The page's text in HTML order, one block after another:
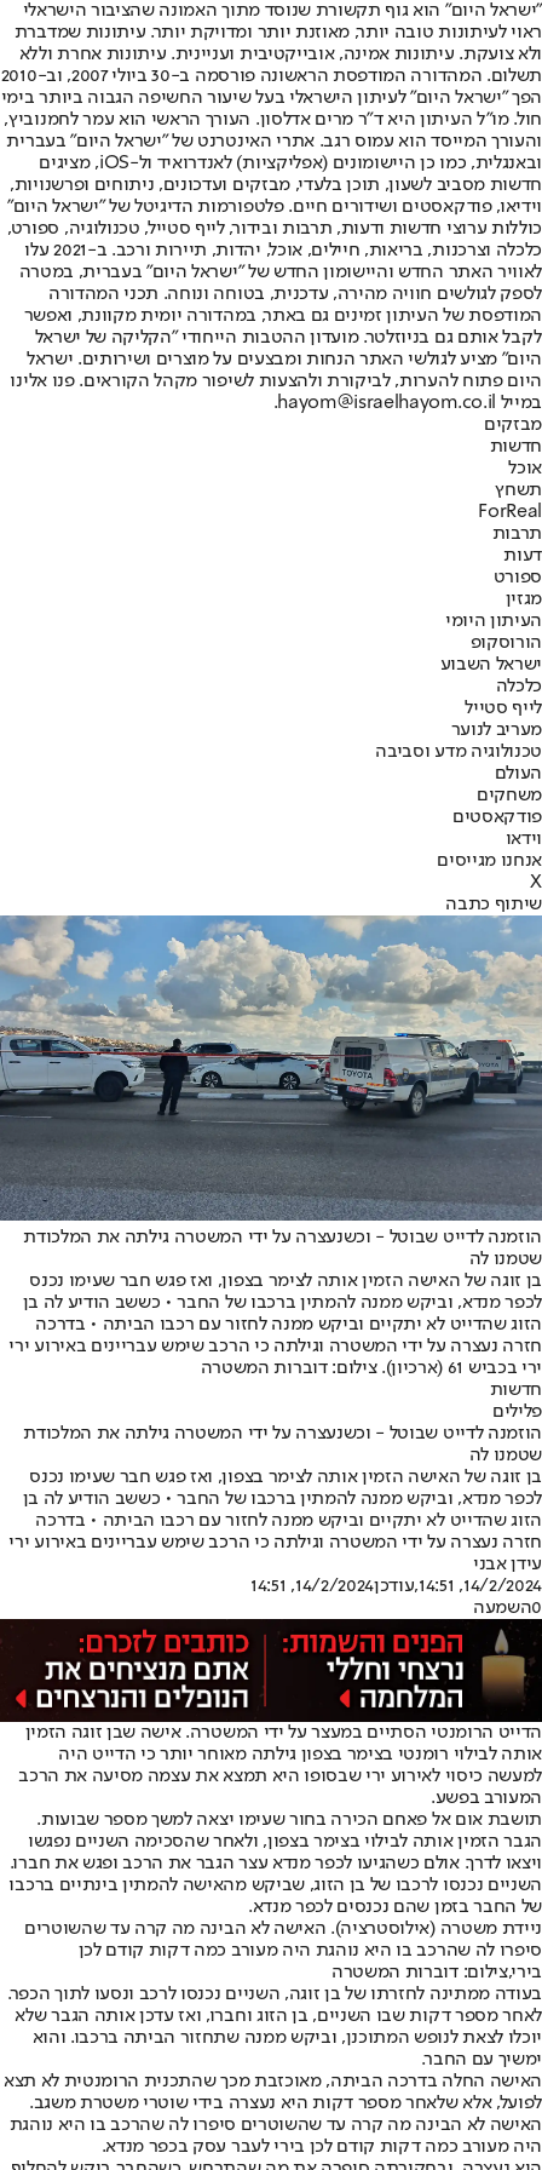
"ישראל היום" הוא גוף תקשורת שנוסד מתוך האמונה שהציבור הישראלי
ראוי לעיתונות טובה יותר, מאוזנת יותר ומדויקת יותר. עיתונות שמדברת
ולא צועקת. עיתונות אמינה, אובייקטיבית ועניינית. עיתונות אחרת וללא
תשלום. המהדורה המודפסת הראשונה פורסמה ב-30 ביולי 2007, וב-2010
הפך "ישראל היום" לעיתון הישראלי בעל שיעור החשיפה הגבוה ביותר בימי
חול. מו"ל העיתון היא ד"ר מרים אדלסון. העורך הראשי הוא עמר לחמנוביץ,
והעורך המייסד הוא עמוס רגב. אתרי האינטרנט של "ישראל היום" בעברית
ובאנגלית, כמו כן היישומונים (אפליקציות) לאנדרואיד ול-iOS, מציגים
חדשות מסביב לשעון, תוכן בלעדי, מבזקים ועדכונים, ניתוחים ופרשנויות,
וידיאו, פודקאסטים ושידורים חיים. פלטפורמות הדיגיטל של "ישראל היום"
כוללות ערוצי חדשות ודעות, תרבות ובידור, לייף סטייל, טכנולוגיה, ספורט,
כלכלה וצרכנות, בריאות, חיילים, אוכל, יהדות, תיירות ורכב. ב-2021 עלו
לאוויר האתר החדש והיישומון החדש של "ישראל היום" בעברית, במטרה
לספק לגולשים חוויה מהירה, עדכנית, בטוחה ונוחה. תכני המהדורה
המודפסת של העיתון זמינים גם באתר, במהדורה יומית מקוונת, ואפשר
לקבל אותם גם בניוזלטר. מועדון ההטבות הייחודי "הקליקה של ישראל
היום" מציע לגולשי האתר הנחות ומבצעים על מוצרים ושירותים. ישראל
היום פתוח להערות, לביקורת ולהצעות לשיפור מקהל הקוראים. פנו אלינו
במייל hayom@israelhayom.co.il.
מבזקים
חדשות
אוכל
תשחץ
ForReal
תרבות
דעות
ספורט
מגזין
העיתון היומי
הורוסקופ
ישראל השבוע
כלכלה
לייף סטייל
מעריב לנוער
טכנולוגיה מדע וסביבה
העולם
משחקים
פודקאסטים
וידאו
אנחנו מגייסים
X
שיתוף כתבה
הוזמנה לדייט שבוטל - וכשנעצרה על ידי המשטרה גילתה את המלכודת
שטמנו לה
בן זוגה של האישה הזמין אותה לצימר בצפון, ואז פגש חבר שעימו נכנס
לכפר מנדא, וביקש ממנה להמתין ברכבו של החבר • כששב הודיע לה בן
הזוג שהדייט לא יתקיים וביקש ממנה לחזור עם רכבו הביתה • בדרכה
חזרה נעצרה על ידי המשטרה וגילתה כי הרכב שימש עבריינים באירוע ירי
ירי בכביש 61 (ארכיון). צילום: דוברות המשטרה
חדשות
פלילים
הוזמנה לדייט שבוטל - וכשנעצרה על ידי המשטרה גילתה את המלכודת
שטמנו לה
בן זוגה של האישה הזמין אותה לצימר בצפון, ואז פגש חבר שעימו נכנס
לכפר מנדא, וביקש ממנה להמתין ברכבו של החבר • כששב הודיע לה בן
הזוג שהדייט לא יתקיים וביקש ממנה לחזור עם רכבו הביתה • בדרכה
חזרה נעצרה על ידי המשטרה וגילתה כי הרכב שימש עבריינים באירוע ירי
עידן אבני
14/2/2024, 14:51
,עודכן14/2/2024, 14:51
0השמעה
הדייט הרומנטי הסתיים במעצר על ידי המשטרה. אישה שבן זוגה הזמין
אותה לבילוי רומנטי בצימר בצפון גילתה מאוחר יותר כי הדייט היה
למעשה כיסוי לאירוע ירי שבסופו היא תמצא את עצמה מסיעה את הרכב
המעורב בפשע.
תושבת אום אל פאחם הכירה בחור שעימו יצאה למשך מספר שבועות.
הגבר הזמין אותה לבילוי בצימר בצפון, ולאחר שהסכימה השניים נפגשו
ויצאו לדרך. אולם כשהגיעו לכפר מנדא עצר הגבר את הרכב ופגש את חברו.
השניים נכנסו לרכבו של בן הזוג, שביקש מהאישה להמתין בינתיים ברכבו
של החבר בזמן שהם נכנסים לכפר מנדא.
ניידת משטרה (אילוסטרציה). האישה לא הבינה מה קרה עד שהשוטרים
סיפרו לה שהרכב בו היא נוהגת היה מעורב כמה דקות קודם לכן
בירי,צילום: דוברות המשטרה
בעודה ממתינה לחזרתו של בן זוגה, השניים נכנסו לרכב ונסעו לתוך הכפר.
לאחר מספר דקות שבו השניים, בן הזוג וחברו, ואז עדכן אותה הגבר שלא
יוכלו לצאת לנופש המתוכנן, וביקש ממנה שתחזור הביתה ברכבו. והוא
ימשיך עם החבר.
האישה החלה בדרכה הביתה, מאוכזבת מכך שהתכנית הרומנטית לא תצא
לפועל, אלא שלאחר מספר דקות היא נעצרה בידי שוטרי משטרת משגב.
האישה לא הבינה מה קרה עד שהשוטרים סיפרו לה שהרכב בו היא נוהגת
היה מעורב כמה דקות קודם לכן בירי לעבר עסק בכפר מנדא.